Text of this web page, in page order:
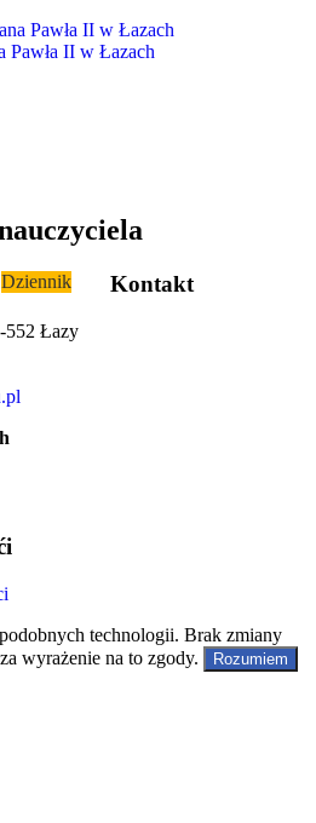
Pawła II w Łazach
Dziennik Kontakt
552 Łazy
technologii. Brak zmiany
wyrażenie na to zgody.
Rozumiem